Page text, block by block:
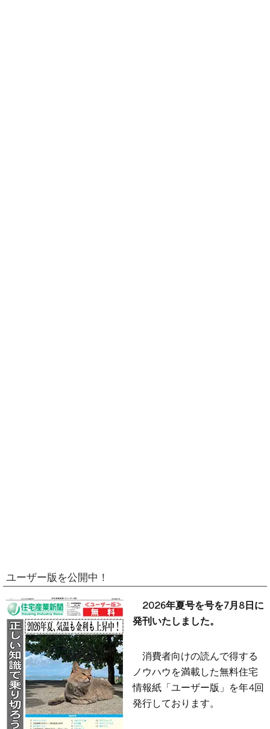
ユーザー版を公開中！
2026年夏号を号を7月8日に
発刊いたしました。
消費者向けの読んで得する
ノウハウを満載した無料住宅
情報紙「ユーザー版」を年4回
発行しております。